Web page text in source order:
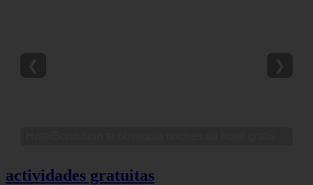
actividades gratuitas